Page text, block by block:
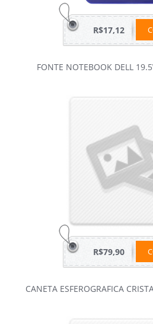
R$17,12
FONTE NOTEBOOK DELL
R$79,90
CANETA ESFEROGRAFICA